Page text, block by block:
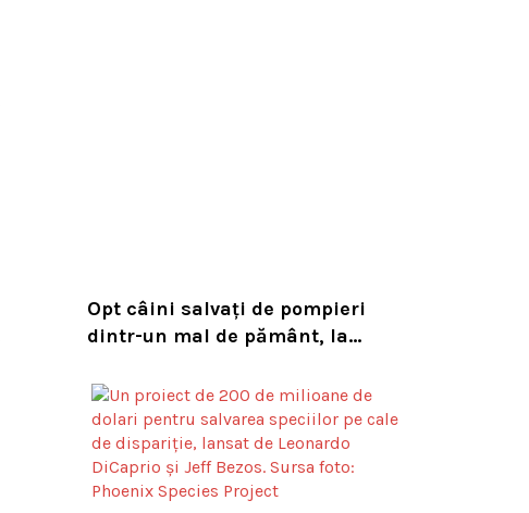
Opt câini salvați de pompieri
dintr-un mal de pământ, la
în timpul unor lucrări VIDEO